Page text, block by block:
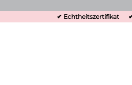
✔ Echtheitszertifikat